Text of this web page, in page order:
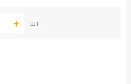
шт.